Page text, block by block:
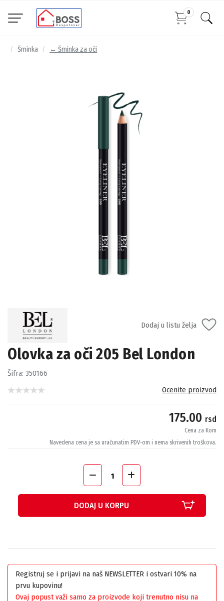
0
Šminka ← Šminka za oči
Dodaj u listu želja
Olovka za oči 205 Bel London
Šifra: 350166
Ocenite proizvod
175.00 rsd
Cena za Kom
Navedena cena je sa uračunatim PDV-om i nema skrivenih troškova.
DODAJ U KORPU
Registruj se i prijavi na naš NEWSLETTER i ostvari 10% na
prvu kupovinu!
Ovaj popust važi samo za proizvode koji trenutno nisu na